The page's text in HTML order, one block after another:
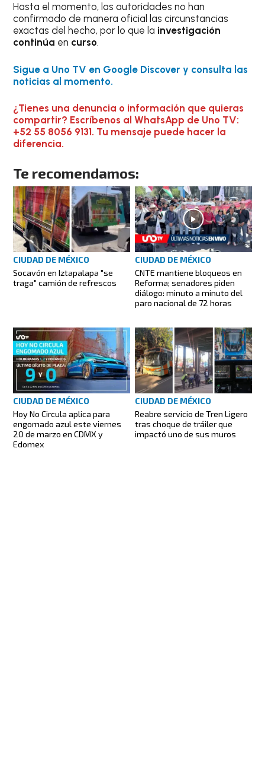
Hasta el momento, las autoridades no han
confirmado de manera oficial las circunstancias
exactas del hecho, por lo que la investigación
continúa en curso.
Sigue a Uno TV en Google Discover y consulta las
noticias al momento.
¿Tienes una denuncia o información que quieras
compartir? Escríbenos al WhatsApp de Uno TV:
+52 55 8056 9131. Tu mensaje puede hacer la
diferencia.
Te recomendamos:
CIUDAD DE MÉXICO
Socavón en Iztapalapa "se
traga" camión de refrescos
CIUDAD DE MÉXICO
CNTE mantiene bloqueos en
Reforma; senadores piden
diálogo: minuto a minuto del
paro nacional de 72 horas
CIUDAD DE MÉXICO
Hoy No Circula aplica para
engomado azul este viernes
20 de marzo en CDMX y
Edomex
CIUDAD DE MÉXICO
Reabre servicio de Tren Ligero
tras choque de tráiler que
impactó uno de sus muros